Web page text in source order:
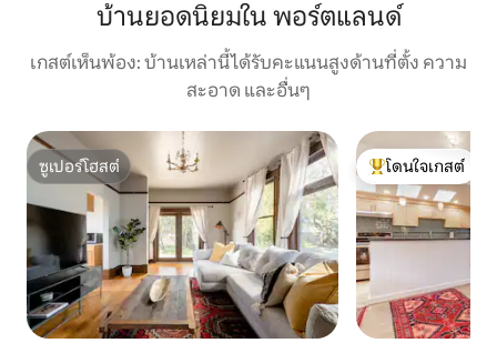
บ้านยอดนิยมใน พอร์ตแลนด์
เกสต์เห็นพ้อง: บ้านเหล่านี้ได้รับคะแนนสูงด้านที่ตั้ง ความ
สะอาด และอื่นๆ
ซูเปอร์โฮสต์
ซูเปอร์โฮสต์
โดนใจเกสต์ที่สุด
โดนใจเกสต์